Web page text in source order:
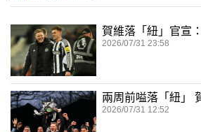
賀維落「紐」官宣
2026/07/31 23:58
兩周前嗌落「紐」
2026/07/31 12:52